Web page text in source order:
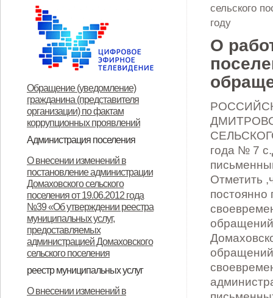
Обращение (уведомление)
гражданина (представителя
организации) по фактам
коррупционных проявлений
Администрация поселения
Структура и прием граждан
О внесении изменений в
постановление администрации
Домаховского сельского
поселения от 19.06.2012 года
№39 «Об утверждении реестра
муниципальных услуг,
предоставляемых
администрацией Домаховского
сельского поселения
реестр муниципальных услуг
Реестр муниципальных услуг,
Об утверждении реестра
Об утверждении Положения о
О внесении изменений в
сельского
году
О
года № 7
Отметить
постоянно